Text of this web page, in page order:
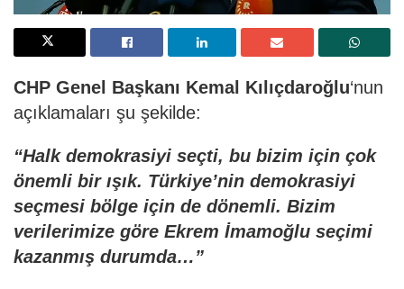
CHP Genel Başkanı Kemal Kılıçdaroğlu‘nun
açıklamaları şu şekilde:
“Halk demokrasiyi seçti, bu bizim için çok
önemli bir ışık. Türkiye’nin demokrasiyi
seçmesi bölge için de dönemli. Bizim
verilerimize göre Ekrem İmamoğlu seçimi
kazanmış durumda…”